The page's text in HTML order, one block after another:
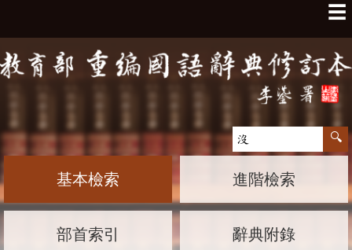
☰
基本檢索 進階檢索
部首索引 辭典附錄